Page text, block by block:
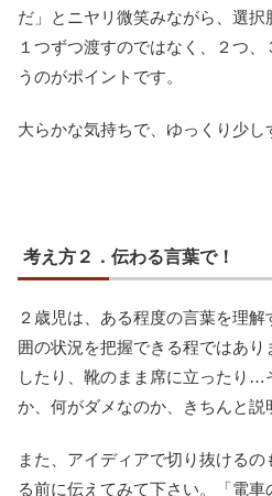
だ」とニヤリ微笑みながら、選択
１つずつ渡すのではなく、２つ
うのがポイントです。
大らかな気持ちで、ゆっくり少し
考え方２．伝わる言葉で！
２歳児は、ある程度の言葉を理
囲の状況を把握できる程ではあ
したり、靴のまま席に立ったり…
か、何がダメなのか、きちんと説
また、アイディアで切り抜ける
る前に伝えてみて下さい。「電